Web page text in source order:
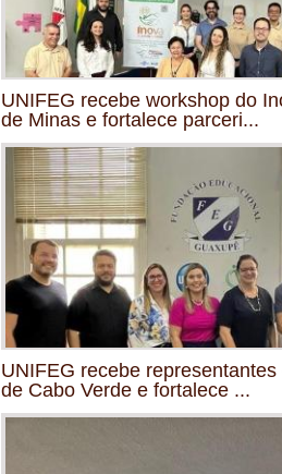
UNIFEG recebe workshop do
de Minas e fortalece parceri...
UNIFEG recebe
de Cabo Verde e fortalece ...